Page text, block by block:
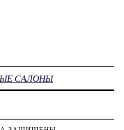
САЛОНЫ